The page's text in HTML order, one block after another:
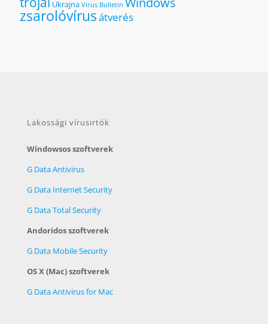
Ukrajna Virus Bulletin
zsarolóvírusátverés
Lakossági vírusirtók
Windowsos szoftverek
G Data Antivirus
G Data Internet Security
G Data Total Security
Andoridos szoftverek
G Data Mobile Security
OS X (Mac) szoftverek
G Data Antivirus for Mac